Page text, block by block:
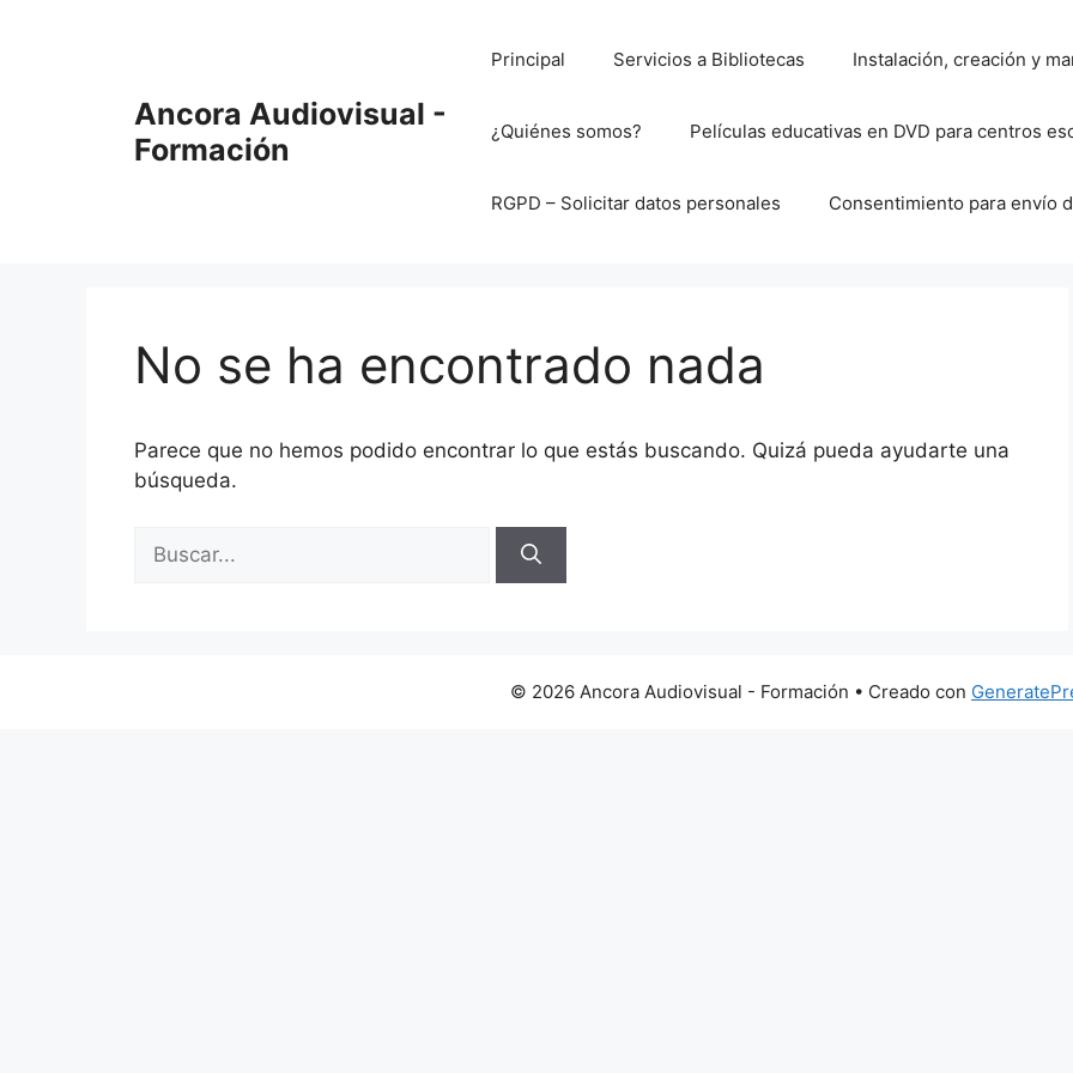
Ancora Audiovisual -
Formación
Principal Servicios a Bibliotecas Instalación, creación y
¿Quiénes somos? Películas educativas en DVD para centros
RGPD – Solicitar datos personales Consentimiento para envío
No se ha encontrado nada
Parece que no hemos podido encontrar lo que estás buscando. Quizá pueda ayudarte una
búsqueda.
© 2026 Ancora Audiovisual - Formación • Creado con